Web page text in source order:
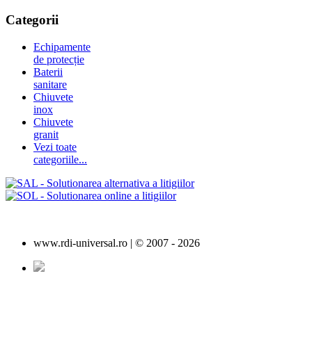
Categorii
Echipamente
de protecție
Baterii
sanitare
Chiuvete
inox
Chiuvete
granit
Vezi toate
categoriile...
www.rdi-universal.ro | © 2007 - 2026